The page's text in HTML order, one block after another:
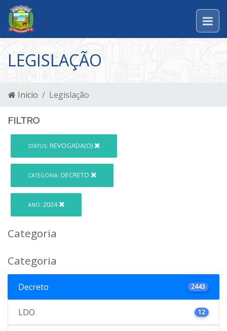
LEGISLAÇÃO
Início Legislação
FILTRO
STATUS: REVOGADA(O)
CATEGORIA: DECRETO
ANO: 2024
Categoria
Categoria
Decreto 2443
LDO 12